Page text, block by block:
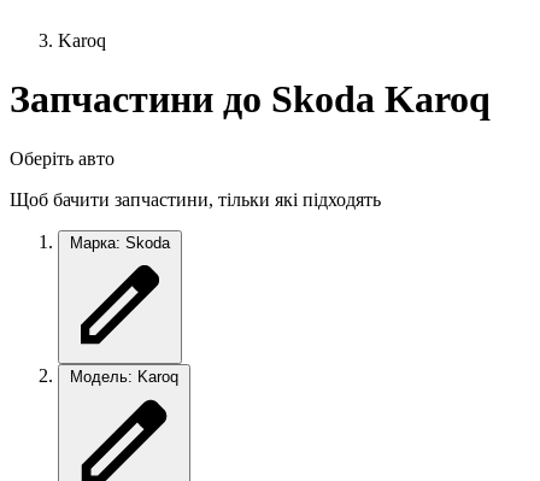
Karoq
Запчастини до Skoda Karoq
Оберіть авто
Щоб бачити запчастини, тільки які підходять
Марка: Skoda
Модель: Karoq